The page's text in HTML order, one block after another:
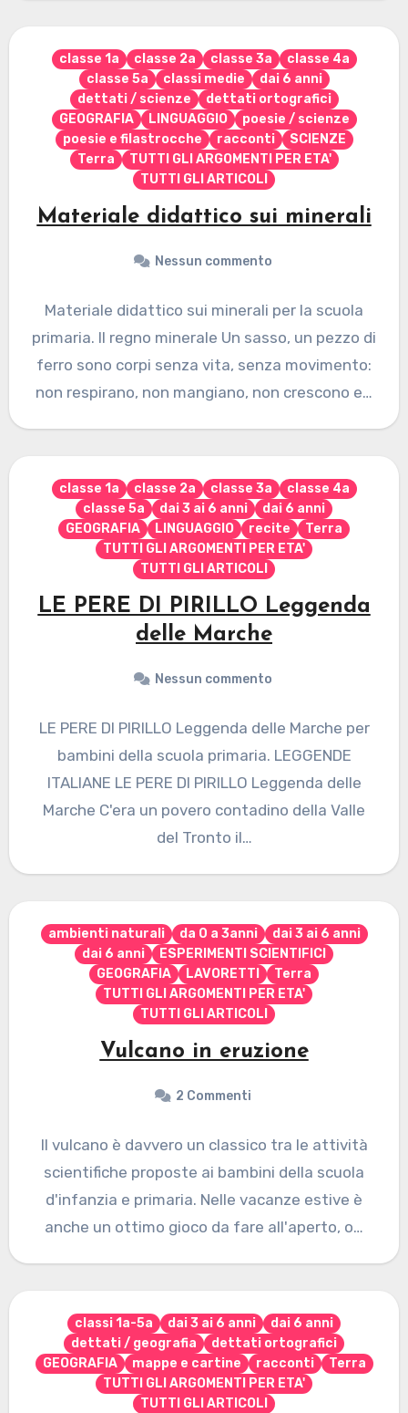
classe 1a classe 2a classe 3a
classe 4a
classe 5a
classi medie
dai 6 anni
dettati / scienze
dettati ortografici
GEOGRAFIA
LINGUAGGIO
poesie / scienze
poesie e filastrocche
racconti
SCIENZE
Terra
TUTTI GLI ARGOMENTI PER ETA'
TUTTI GLI ARTICOLI
Materiale didattico sui minerali
Nessun commento
Materiale didattico sui minerali per la scuola
primaria. Il regno minerale Un sasso, un pezzo di
ferro sono corpi senza vita, senza movimento:
non respirano, non mangiano, non crescono e…
classe 1a classe 2a classe 3a
classe 4a
classe 5a
dai 3 ai 6 anni
dai 6 anni
GEOGRAFIA
LINGUAGGIO recite
Terra
TUTTI GLI ARGOMENTI PER ETA'
TUTTI GLI ARTICOLI
LE PERE DI PIRILLO Leggenda
delle Marche
Nessun commento
LE PERE DI PIRILLO Leggenda delle Marche per
bambini della scuola primaria. LEGGENDE
ITALIANE LE PERE DI PIRILLO Leggenda delle
Marche C'era un povero contadino della Valle
del Tronto il…
ambienti naturali da 0 a 3anni
dai 3 ai 6 anni
dai 6 anni
ESPERIMENTI SCIENTIFICI
GEOGRAFIA
LAVORETTI
Terra
TUTTI GLI ARGOMENTI PER ETA'
TUTTI GLI ARTICOLI
Vulcano in eruzione
2 Commenti
Il vulcano è davvero un classico tra le attività
scientifiche proposte ai bambini della scuola
d'infanzia e primaria. Nelle vacanze estive è
anche un ottimo gioco da fare all'aperto, o…
classi 1a-5a dai 3 ai 6 anni
dai 6 anni
dettati / geografia
dettati ortografici
GEOGRAFIA
mappe e cartine racconti
Terra
TUTTI GLI ARGOMENTI PER ETA'
TUTTI GLI ARTICOLI